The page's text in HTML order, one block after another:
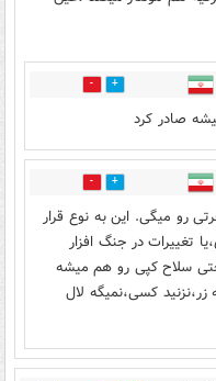
16
صادر کرد
21
رو میگی. این به نوع قرار
تغییرات در جنگ افزار
سلاح کپی رو هم میشه
کسی،نميگه لال